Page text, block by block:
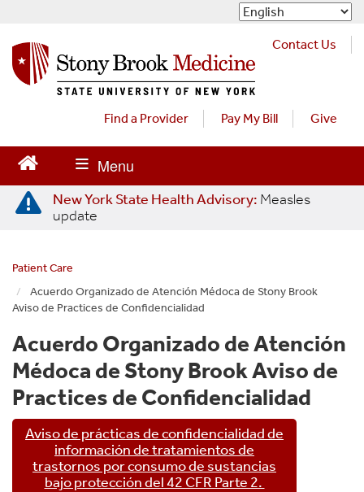
i
c
Contact Us
Find a Provider Pay My Bill Give
New York State Health Advisory: Measles
update
Patient Care
Acuerdo Organizado de Atención Médoca de Stony Brook
Aviso de Practices de Confidencialidad
Acuerdo Organizado de Atención
Médoca de Stony Brook Aviso de
Practices de Confidencialidad
Aviso de prácticas de confidencialidad de
información de tratamientos de
trastornos por consumo de sustancias
bajo protección del 42 CFR Parte 2.